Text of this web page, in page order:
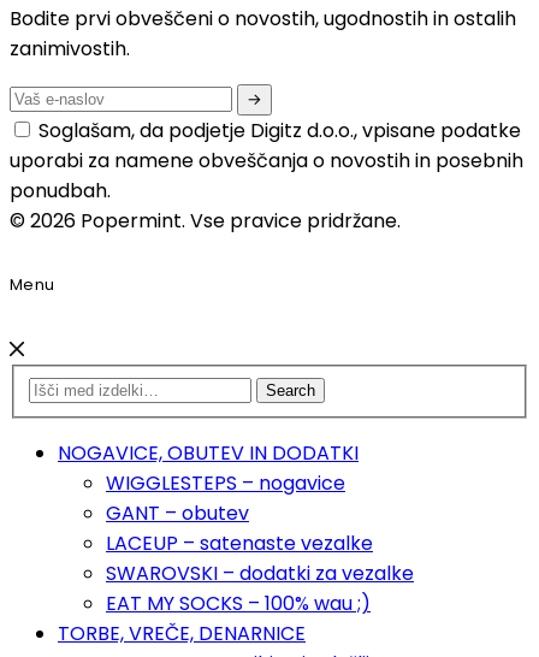
Bodite prvi obveščeni o novostih, ugodnostih in ostalih
zanimivostih.
Soglašam, da podjetje Digitz d.o.o., vpisane podatke
uporabi za namene obveščanja o novostih in posebnih
ponudbah.
© 2026 Popermint. Vse pravice pridržane.
Menu
Search
NOGAVICE, OBUTEV IN DODATKI
WIGGLESTEPS – nogavice
GANT – obutev
LACEUP – satenaste vezalke
SWAROVSKI – dodatki za vezalke
EAT MY SOCKS – 100% wau ;)
TORBE, VREČE, DENARNICE